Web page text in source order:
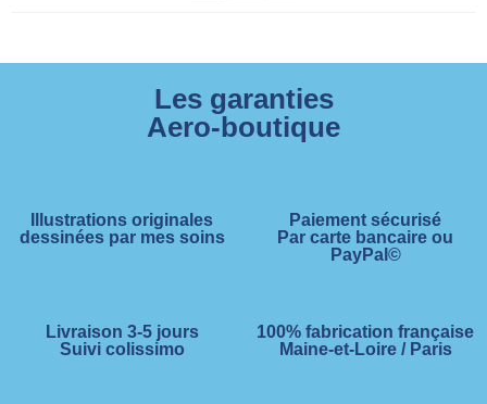
Les garanties
Aero-boutique
Illustrations originales
dessinées par mes soins
Paiement sécurisé
Par carte bancaire ou
PayPal©
Livraison 3-5 jours
Suivi colissimo
100% fabrication française
Maine-et-Loire / Paris